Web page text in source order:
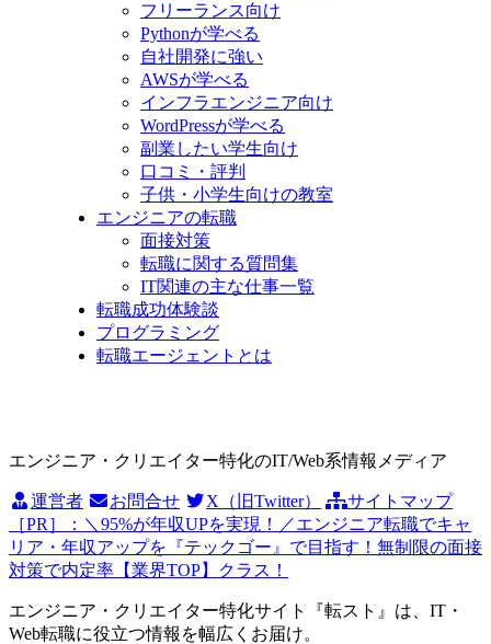
フリーランス向け
Pythonが学べる
自社開発に強い
AWSが学べる
インフラエンジニア向け
WordPressが学べる
副業したい学生向け
口コミ・評判
子供・小学生向けの教室
エンジニアの転職
面接対策
転職に関する質問集
IT関連の主な仕事一覧
転職成功体験談
プログラミング
転職エージェントとは
エンジニア・クリエイター特化のIT/Web系情報メディア
運営者 お問合せ X（旧Twitter）
サイトマップ
［PR］：＼95%が年収UPを実現！／エンジニア転職でキャ
リア・年収アップを『テックゴー』で目指す！無制限の面接
対策で内定率【業界TOP】クラス！
エンジニア・クリエイター特化サイト『転スト』は、IT・
Web転職に役立つ情報を幅広くお届け。